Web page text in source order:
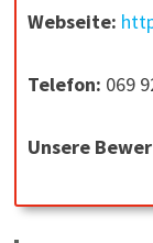
Webseite:
Telefon: 069
Unsere